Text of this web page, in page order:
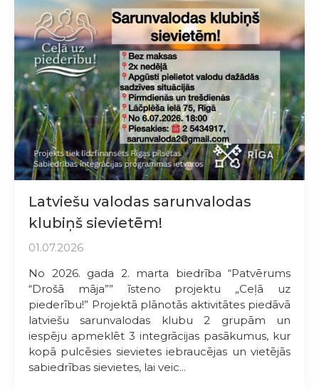
Latviešu valodas sarunvalodas
klubiņš sievietēm!
01.07.2026
No 2026. gada 2. marta biedrība “Patvērums
“Drošā māja”” īsteno projektu „Ceļā uz
piederību!” Projektā plānotās aktivitātes piedāvā
latviešu sarunvalodas klubu 2 grupām un
iespēju apmeklēt 3 integrācijas pasākumus, kur
kopā pulcēsies sievietes iebraucējas un vietējās
sabiedrības sievietes, lai veic...